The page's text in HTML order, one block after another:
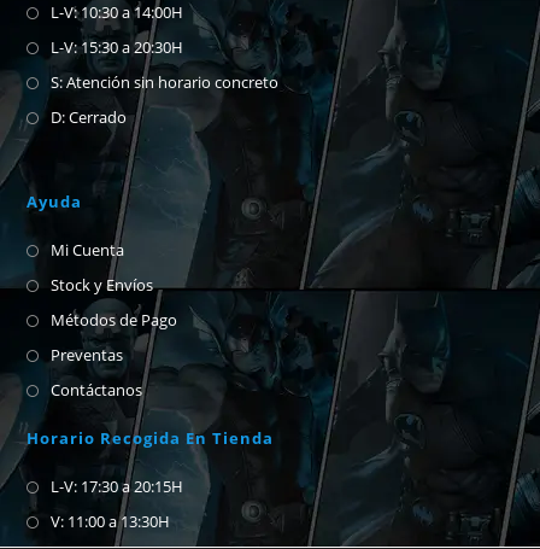
L-V: 10:30 a 14:00H
L-V: 15:30 a 20:30H
S: Atención sin horario concreto
D: Cerrado
Ayuda
Mi Cuenta
Stock y Envíos
Métodos de Pago
Preventas
Contáctanos
Horario Recogida En Tienda
L-V: 17:30 a 20:15H
V: 11:00 a 13:30H